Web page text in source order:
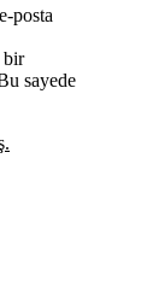
posta
bir
sayede